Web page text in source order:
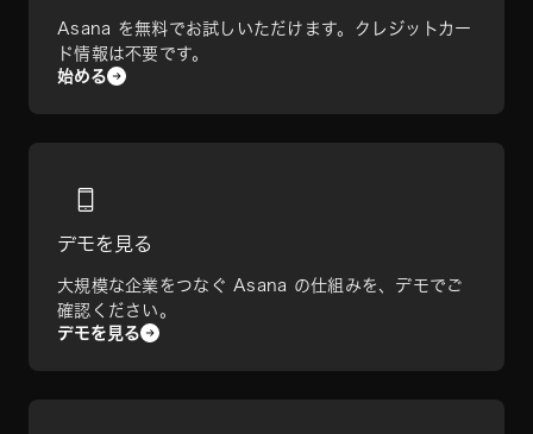
Asana を無料でお試しいただけます。クレジットカー
ド情報は不要です。
始める
デモを見る
大規模な企業をつなぐ Asana の仕組みを、デモでご
確認ください。
デモを見る